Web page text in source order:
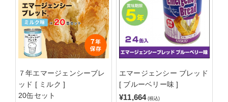
７年エマージェンシーブレ
ッド [ ミルク ]
20缶セット
エマージェンシー ブレッド
[ ブルーベリー味 ]
¥11,664 (税込)